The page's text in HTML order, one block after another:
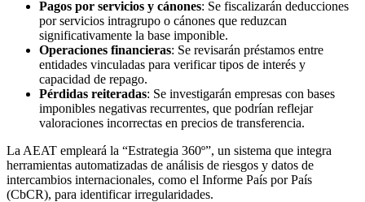
Pagos por servicios y cánones: Se fiscalizarán deducciones
por servicios intragrupo o cánones que reduzcan
significativamente la base imponible.
Operaciones financieras: Se revisarán préstamos entre
entidades vinculadas para verificar tipos de interés y
capacidad de repago.
Pérdidas reiteradas: Se investigarán empresas con bases
imponibles negativas recurrentes, que podrían reflejar
valoraciones incorrectas en precios de transferencia.
La AEAT empleará la “Estrategia 360º”, un sistema que integra
herramientas automatizadas de análisis de riesgos y datos de
intercambios internacionales, como el Informe País por País
(CbCR), para identificar irregularidades.